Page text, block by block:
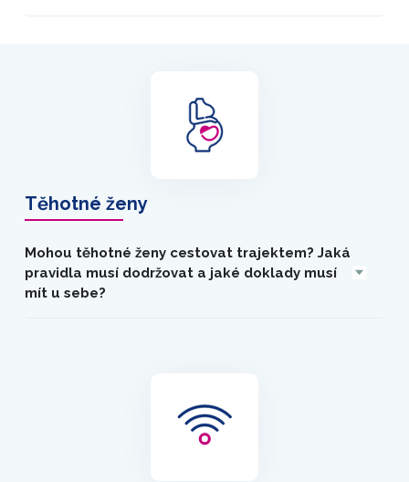
Těhotné ženy
Mohou těhotné ženy cestovat trajektem? Jaká
pravidla musí dodržovat a jaké doklady musí
mít u sebe?